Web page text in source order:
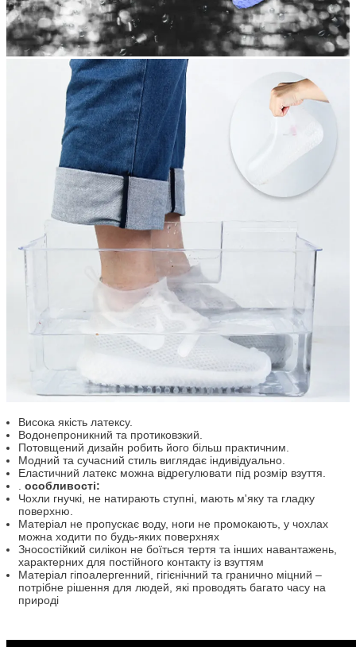
Висока якість латексу.
Водонепроникний та протиковзкий.
Потовщений дизайн робить його більш практичним.
Модний та сучасний стиль виглядає індивідуально.
Еластичний латекс можна відрегулювати під розмір взуття.
.особливості:
Чохли гнучкі, не натирають ступні, мають м'яку та гладку
поверхню.
Матеріал не пропускає воду, ноги не промокають, у чохлах
можна ходити по будь-яких поверхнях
Зносостійкий силікон не боїться тертя та інших навантажень,
характерних для постійного контакту із взуттям
Матеріал гіпоалергенний, гігієнічний та гранично міцний –
потрібне рішення для людей, які проводять багато часу на
природі